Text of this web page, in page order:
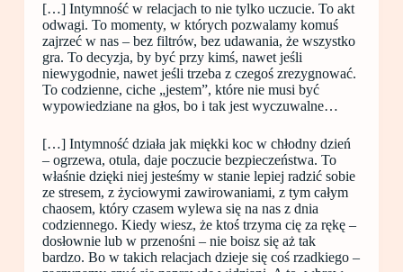
[…] Intymność w relacjach to nie tylko uczucie. To akt
odwagi. To momenty, w których pozwalamy komuś
zajrzeć w nas – bez filtrów, bez udawania, że wszystko
gra. To decyzja, by być przy kimś, nawet jeśli
niewygodnie, nawet jeśli trzeba z czegoś zrezygnować.
To codzienne, ciche „jestem”, które nie musi być
wypowiedziane na głos, bo i tak jest wyczuwalne…
[…] Intymność działa jak miękki koc w chłodny dzień
– ogrzewa, otula, daje poczucie bezpieczeństwa. To
właśnie dzięki niej jesteśmy w stanie lepiej radzić sobie
ze stresem, z życiowymi zawirowaniami, z tym całym
chaosem, który czasem wylewa się na nas z dnia
codziennego. Kiedy wiesz, że ktoś trzyma cię za rękę –
dosłownie lub w przenośni – nie boisz się aż tak
bardzo. Bo w takich relacjach dzieje się coś rzadkiego –